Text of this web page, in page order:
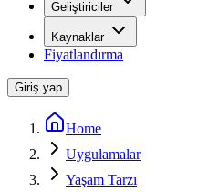
Geliştiriciler
Kaynaklar
Fiyatlandırma
Giriş yap
Home
Uygulamalar
Yaşam Tarzı